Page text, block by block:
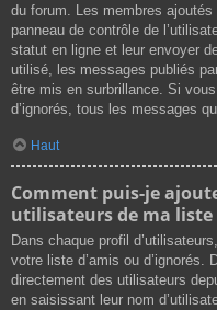
du forum. Les membres
panneau de contrôle de
statut en ligne et leur envoyer
utilisé, les messages publiés
être mis en surbrillance. Si
d’ignorés, tous les messages
Haut
Comment puis-je
utilisateurs de ma liste
Dans chaque profil
votre liste d’amis ou d’ignorés.
directement des utilisateurs
en saisissant leur nom